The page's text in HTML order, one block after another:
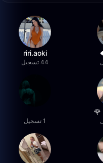
riri.aoki
44 تسجيل
1 تسجيل